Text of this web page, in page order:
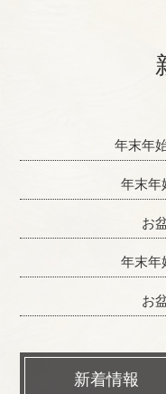
年末年
年末年
お
年末年
お
新着情報